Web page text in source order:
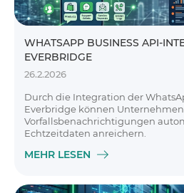
WHATSAPP BUSINESS API-
EVERBRIDGE
26.2.2026
Durch die Integration der
Everbridge können Unternehmen
Vorfallsbenachrichtigungen
Echtzeitdaten anreichern.
MEHR LESEN